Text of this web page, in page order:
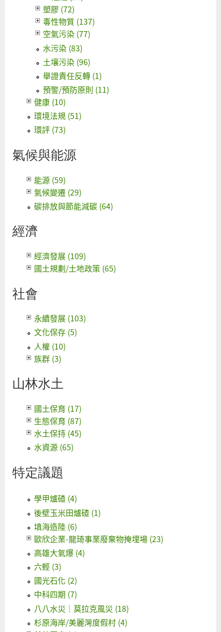
塑膠 (72)
毒性物質 (137)
空氣污染 (77)
水污染 (83)
土壤污染 (96)
舉證責任反轉 (1)
預警/預防原則 (11)
健康 (10)
環境法規 (51)
環評 (73)
氣候與能源
能源 (59)
氣候變遷 (29)
碳排放與節能減碳 (64)
經濟
經濟發展 (109)
國土規劃/土地政策 (65)
社會
永續發展 (103)
文化保存 (5)
人權 (10)
族群 (3)
山林水土
國土保育 (17)
生態保育 (87)
水土保持 (45)
水資源 (65)
特定議題
學甲爐碴 (4)
後壁玉米田爐碴 (1)
填海造陸 (6)
歐欣企業-龍琦事業廢棄物掩埋場 (23)
高雄大氣爆 (4)
六輕 (3)
國光石化 (2)
中科四期 (7)
八八水災｜莫拉克風災 (18)
杉原海岸/美麗灣度假村 (4)